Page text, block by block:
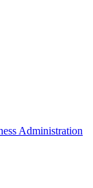
Administration